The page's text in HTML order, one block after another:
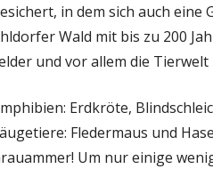
in dem sich auch
Wald mit bis zu 200
und vor allem die
Erdkröte,
Fledermaus und
Um nur einige